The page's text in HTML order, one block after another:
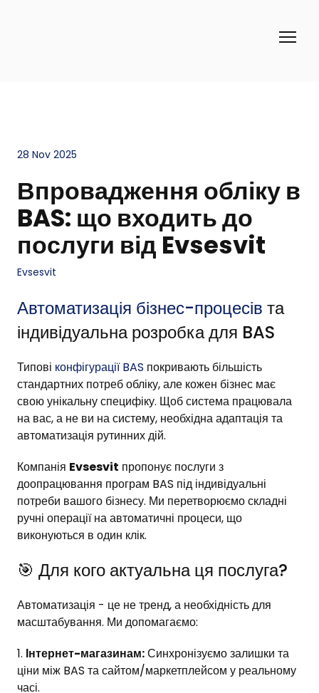
28 Nov 2025
Впровадження обліку в
BAS: що входить до
послуги від Evsesvit
Evsesvit
Автоматизація бізнес-процесів та
індивідуальна розробка для BAS
Типові конфігурації BAS покривають більшість
стандартних потреб обліку, але кожен бізнес має
свою унікальну специфіку. Щоб система працювала
на вас, а не ви на систему, необхідна адаптація та
автоматизація рутинних дій.
Компанія Evsesvit пропонує послуги з
доопрацювання програм BAS під індивідуальні
потреби вашого бізнесу. Ми перетворюємо складні
ручні операції на автоматичні процеси, що
виконуються в один клік.
🎯 Для кого актуальна ця послуга?
Автоматизація - це не тренд, а необхідність для
масштабування. Ми допомагаємо:
Інтернет-магазинам:Синхронізуємо залишки та
ціни між BAS та сайтом/маркетплейсом у реальному
часі.